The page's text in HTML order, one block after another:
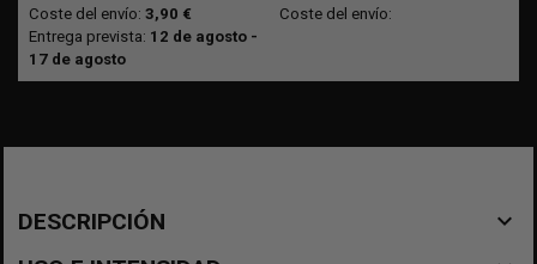
Coste del envío: 3,90 €
Entrega prevista: 12 de agosto -
17 de agosto
Coste del envío:
DESCRIPCIÓN navigate_before